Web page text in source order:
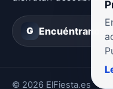
G Encuéntranos
© 2026 ElFiesta.es